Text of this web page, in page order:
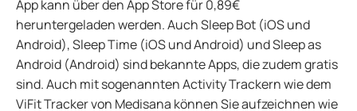
App kann über den App Store für 0,89€
heruntergeladen werden. Auch Sleep Bot (iOS und
Android), Sleep Time (iOS und Android) und Sleep as
Android (Android) sind bekannte Apps, die zudem gratis
sind. Auch mit sogenannten Activity Trackern wie dem
ViFit Tracker von Medisana können Sie aufzeichnen wie